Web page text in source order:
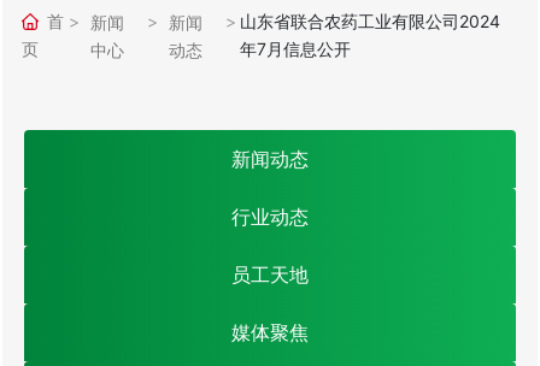
首
页
新闻
中心
新闻
动态
山东省联合农药工业有限公司2024
年7月信息公开
新闻动态
行业动态
员工天地
媒体聚焦